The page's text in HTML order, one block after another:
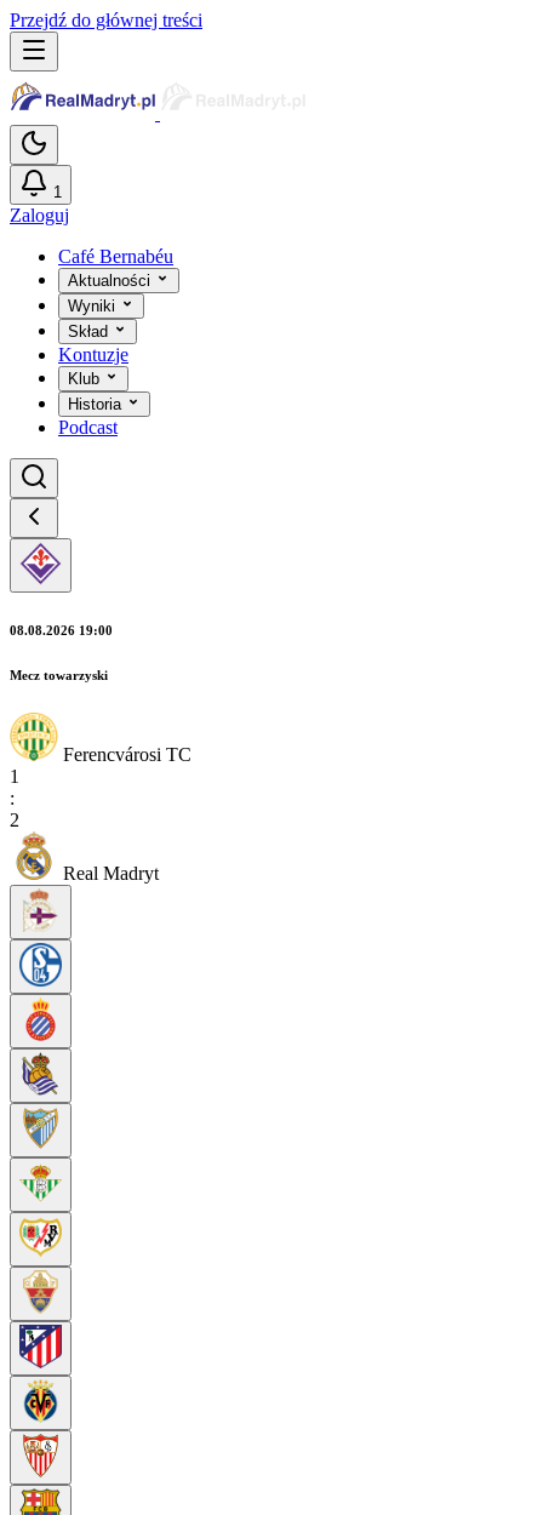
Przejdź do głównej treści
1
Zaloguj
Café Bernabéu
Aktualności
Wyniki
Skład
Kontuzje
Klub
Historia
Podcast
08.08.2026 19:00
Mecz towarzyski
Ferencvárosi TC
1
:
2
Real Madryt